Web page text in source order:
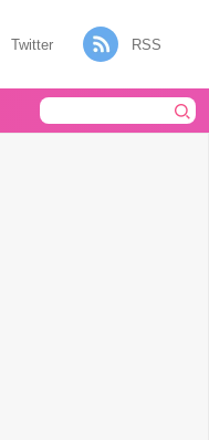
Twitter RSS